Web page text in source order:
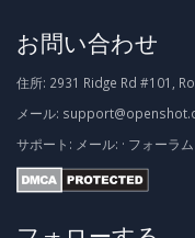
お問い合わせ
住所: 2931 Ridge Rd #101,
メール:
サポート: メール: · フォーラム